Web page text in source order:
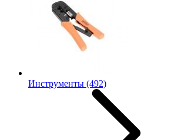
Инструменты (492)